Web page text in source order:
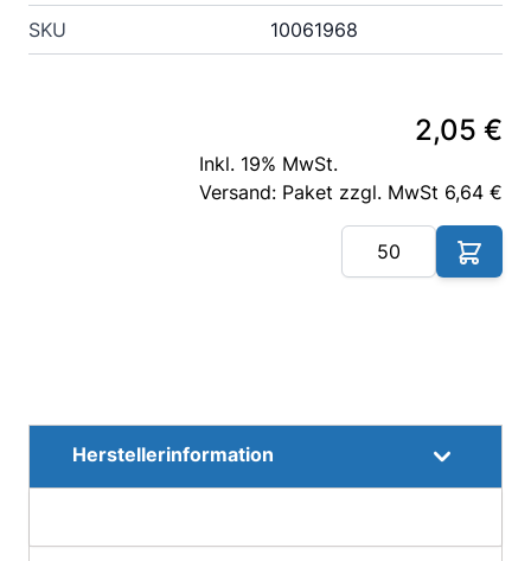
SKU 10061968
2,05 €
Inkl. 19% MwSt.
Versand: Paket zzgl. MwSt 6,64 €
Herstellerinformation